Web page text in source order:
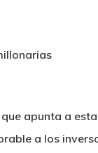
apunta a
a los